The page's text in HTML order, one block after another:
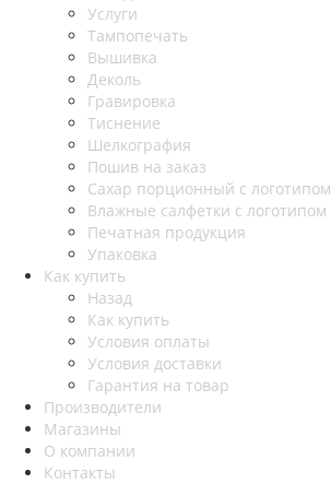
Услуги
Тампопечать
Вышивка
Деколь
Гравировка
Тиснение
Шелкография
Пошив на заказ
Сахар порционный с логотипом
Влажные салфетки с логотипом
Печатная продукция
Упаковка
Как купить
Назад
Как купить
Условия оплаты
Условия доставки
Гарантия на товар
Производители
Магазины
О компании
Контакты